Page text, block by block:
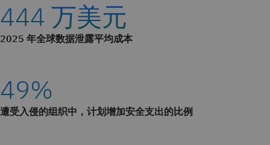
444 万美元
2025 年全球数据泄露平均成本
49%
遭受入侵的组织中，计划增加安全支出的比例